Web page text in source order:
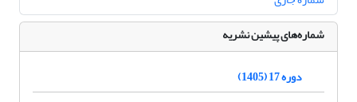
شماره‌های پیشین نشریه
دوره 17 (1405)